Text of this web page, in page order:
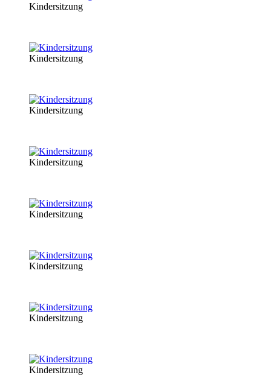
Kindersitzung
Kindersitzung
Kindersitzung
Kindersitzung
Kindersitzung
Kindersitzung
Kindersitzung
Kindersitzung